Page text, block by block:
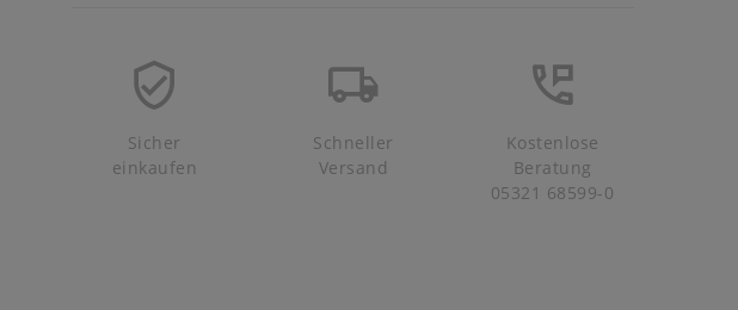
Sicher
einkaufen
Schneller
Versand
Kostenlose
Beratung
05321 68599-0